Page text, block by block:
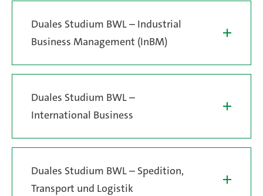
Duales Studium BWL – Industrial
Business Management (InBM)
Duales Studium BWL –
International Business
Duales Studium BWL – Spedition,
Transport und Logistik